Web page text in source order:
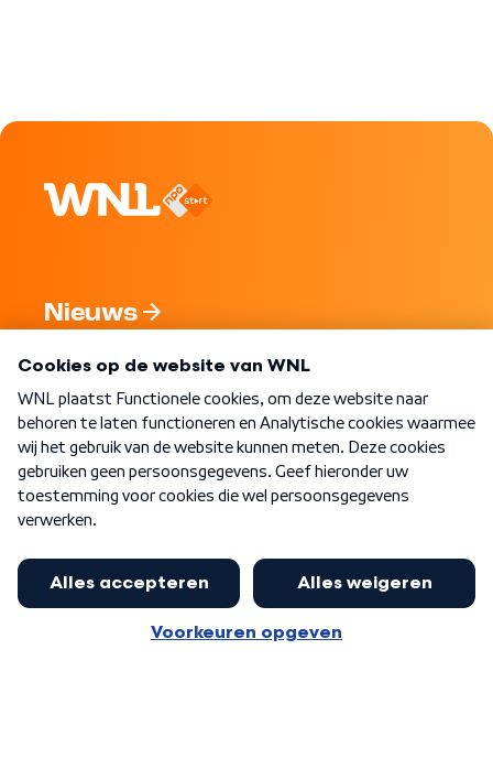
Nieuws
Nieuwsbrief
Word Lid